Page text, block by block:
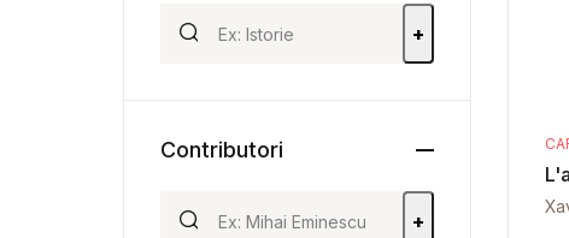
+
Contributori
+